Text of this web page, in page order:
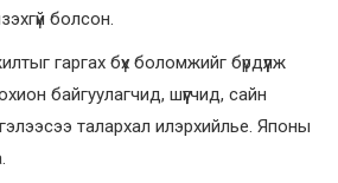
болсон.
гаргах бүх боломжийг бүрдүүлж
байгуулагчид, шүүгчид, сайн
талархал илэрхийлье. Японы